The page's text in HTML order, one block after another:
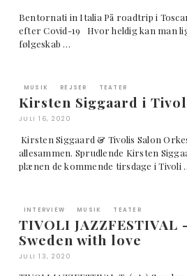
Bentornati in Italia På roadtrip i
efter Covid-19 Hvor heldig kan man
følgeskab …
MUSIK REJSER TEATER
Kirsten Siggaard i
JULI 16, 2020
Kirsten Siggaard & Tivolis Salon
allesammen. Sprudlende Kirsten
plænen de kommende tirsdage i Tivoli
INTERVIEW MUSIK TEATER
TIVOLI JAZZFESTIVAL
Sweden with love
JULI 13, 2020